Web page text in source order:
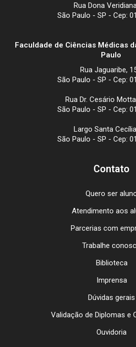
Rua Dona
São Paulo - SP - Cep:
Faculdade de Ciências Médicas
Paulo
Rua Jaguaribe,
São Paulo - SP - Cep:
Rua Dr. Cesário Motta
São Paulo - SP - Cep:
Largo Santa
São Paulo - SP - Cep:
Contato
Quero ser
Atendimento aos
Parcerias com
Trabalhe
Biblioteca
Imprensa
Dúvidas gerais
Validação de Diplomas e
Ouvidoria